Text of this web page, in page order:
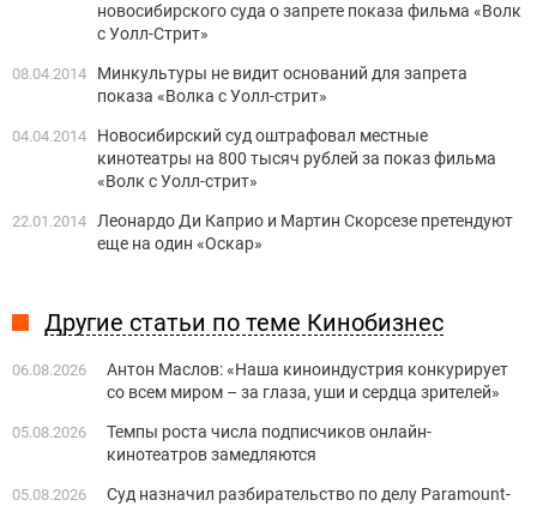
новосибирского суда о запрете показа фильма «Волк
с Уолл-Стрит»
08.04.2014
Минкультуры не видит оснований для запрета
показа «Волка с Уолл-стрит»
04.04.2014
Новосибирский суд оштрафовал местные
кинотеатры на 800 тысяч рублей за показ фильма
«Волк с Уолл-стрит»
22.01.2014
Леонардо Ди Каприо и Мартин Скорсезе претендуют
еще на один «Оскар»
Другие статьи по теме Кинобизнес
06.08.2026
Антон Маслов: «Наша киноиндустрия конкурирует
со всем миром – за глаза, уши и сердца зрителей»
05.08.2026
Темпы роста числа подписчиков онлайн-
кинотеатров замедляются
05.08.2026
Суд назначил разбирательство по делу Paramount-